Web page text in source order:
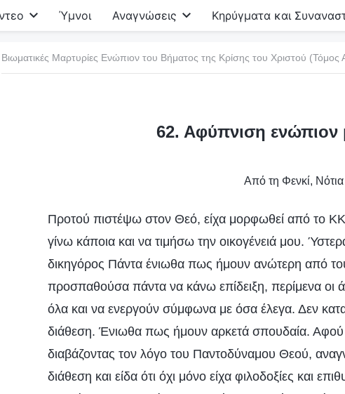
Ύμνοι Αναγνώσεις Κηρύγματα και
Βιωματικές Μαρτυρίες Ενώπιον του Βήματος της Κρίσης του Χριστού (Τόμος
62. Αφύπνιση ενώπιον
Από τη Φενκί,
Προτού πιστέψω στον Θεό, είχα μορφωθεί από το
γίνω κάποια και να τιμήσω την οικογένειά μου.
δικηγόρος Πάντα ένιωθα πως ήμουν ανώτερη από
προσπαθούσα πάντα να κάνω επίδειξη, περίμενα οι
όλα και να ενεργούν σύμφωνα με όσα έλεγα. Δεν
διάθεση. Ένιωθα πως ήμουν αρκετά σπουδαία.
διαβάζοντας τον λόγο του Παντοδύναμου Θεού,
διάθεση και είδα ότι όχι μόνο είχα φιλοδοξίες και